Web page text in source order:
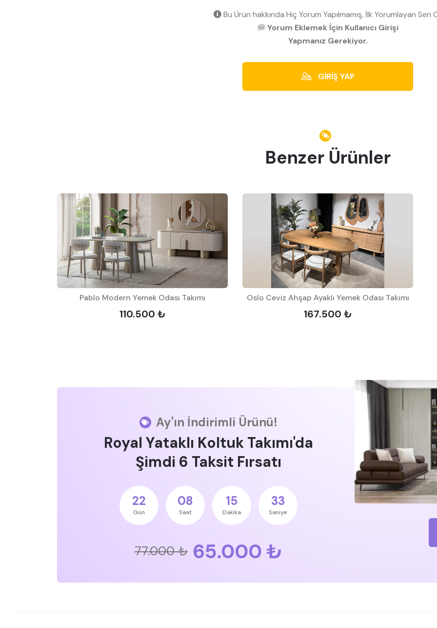
Bu Ürün hakkında Hiç Yorum Yapılmamış, İlk Yorumlayan Sen
Yorum Eklemek İçin Kullanıcı Girişi
Yapmanız Gerekiyor.
GİRİŞ YAP
Benzer Ürünler
Pablo Modern Yemek Odası Takımı
110.500 ₺
Oslo Ceviz Ahşap Ayaklı Yemek Odası Takımı
167.500 ₺
Ay'ın İndirimli Ürünü!
Royal Yataklı Koltuk Takımı'da
Şimdi 6 Taksit Fırsatı
22
Gün
08
Saat
15
Dakika
32
Saniye
77.000 ₺ 65.000 ₺